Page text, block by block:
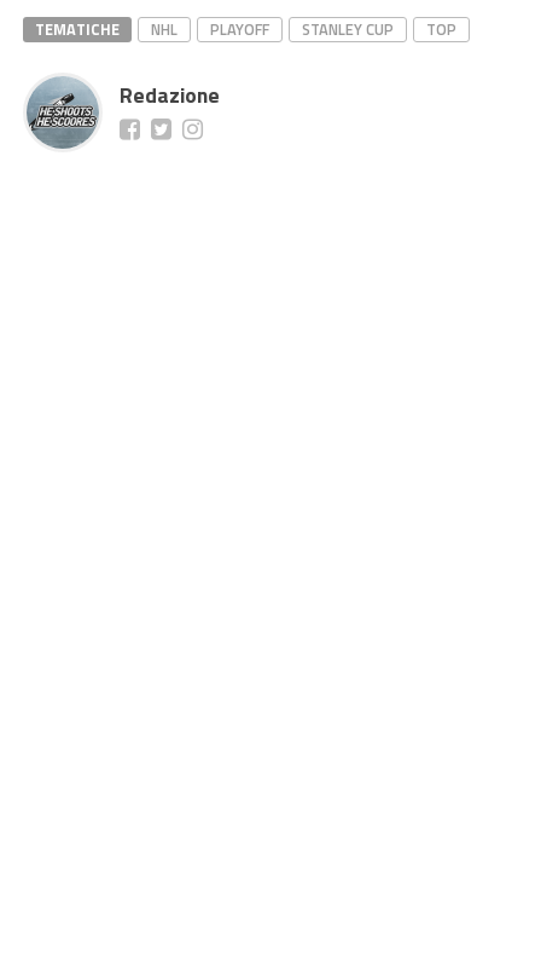
TEMATICHE NHL PLAYOFF STANLEY CUP TOP
Redazione